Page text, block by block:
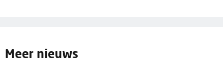
Meer nieuws